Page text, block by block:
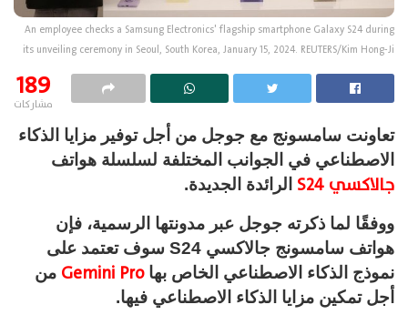
An employee checks a Samsung Electronics' flagship smartphone Galaxy S24 during
its unveiling ceremony in Seoul, South Korea, January 15, 2024. REUTERS/Kim Hong-Ji
189
مشاركات
تعاونت سامسونج مع جوجل من أجل توفير مزايا الذكاء
الاصطناعي في الجوانب المختلفة لسلسلة هواتف
جالاكسي S24 الرائدة الجديدة.
ووفقًا لما ذكرته جوجل عبر مدونتها الرسمية، فإن
هواتف سامسونج جالاكسي S24 سوف تعتمد على
نموذج الذكاء الاصطناعي الخاص بهاGemini Pro من
أجل تمكين مزايا الذكاء الاصطناعي فيها.